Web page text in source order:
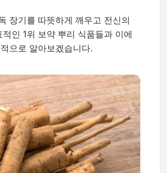
장기를 따뜻하게 깨우고 전신의
인 1위 보약 뿌리 식품들과 이에
으로 알아보겠습니다.